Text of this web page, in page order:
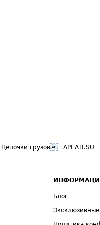
Цепочки грузов API ATI.SU
Блог